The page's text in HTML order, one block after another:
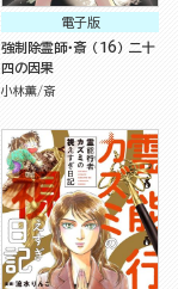
電子版
強制除霊師・斎 （16） 二十
四の因果
小林薫 斎